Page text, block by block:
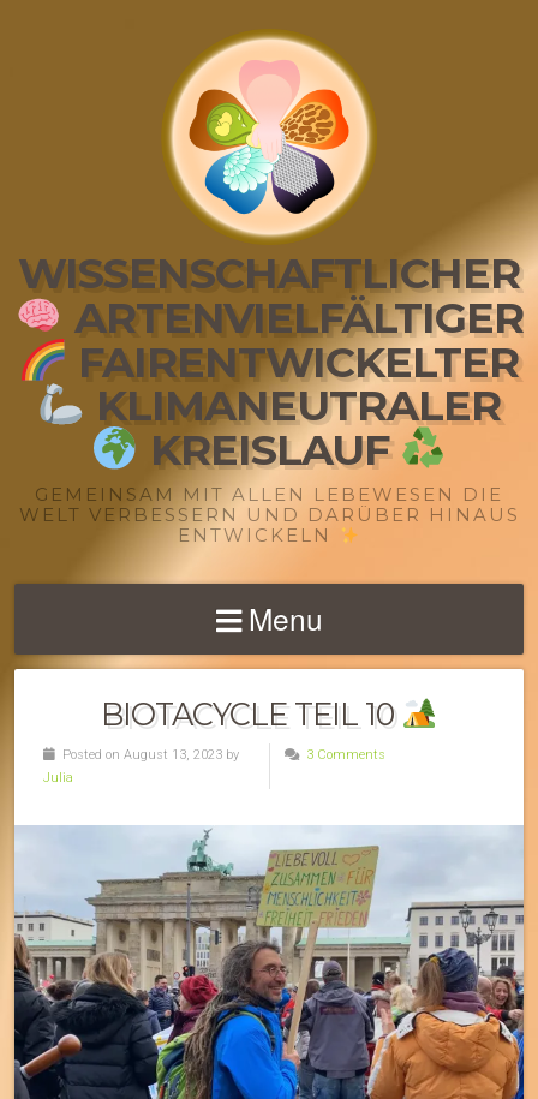
WISSENSCHAFTLICHER
ARTENVIELFÄLTIGER
FAIRENTWICKELTER
KLIMANEUTRALER
KREISLAUF
GEMEINSAM MIT ALLEN LEBEWESEN DIE
WELT VERBESSERN UND DARÜBER HINAUS
ENTWICKELN
Menu
BIOTACYCLE TEIL 10
Posted on August 13, 2023 by
Julia
3 Comments